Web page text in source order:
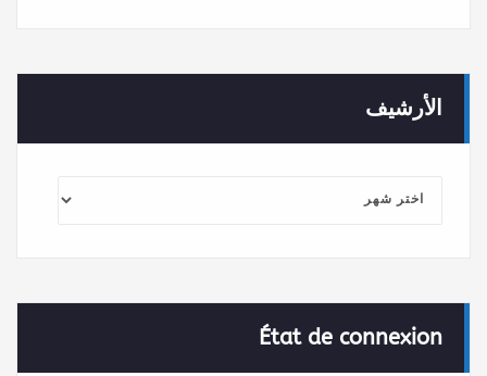
الأرشيف
État de connexion